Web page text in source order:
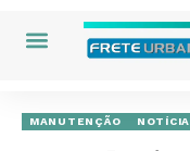
MANUTENÇÃO